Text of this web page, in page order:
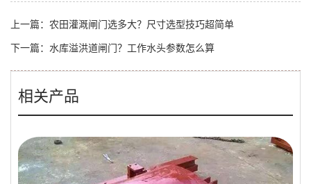
上一篇： 农田灌溉闸门选多大？尺寸选型技巧超简单
下一篇： 水库溢洪道闸门？工作水头参数怎么算
相关产品